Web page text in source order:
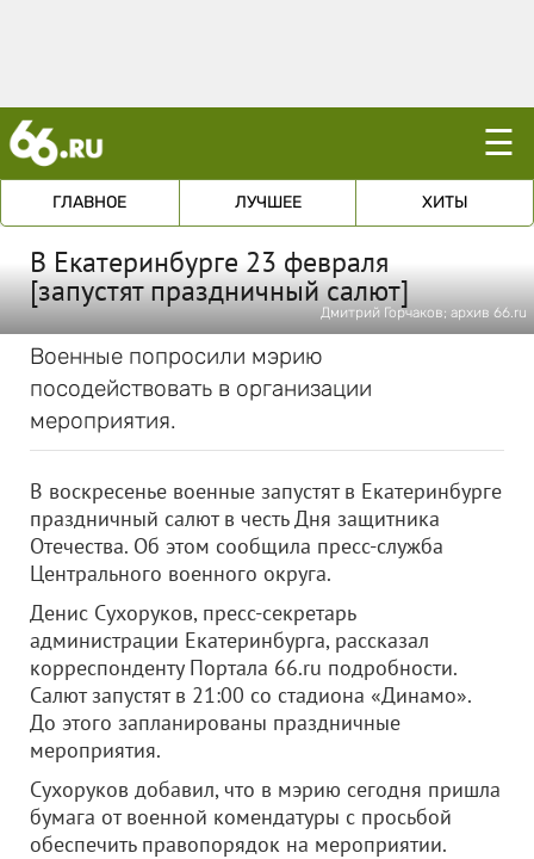
☰
ГЛАВНОЕ ЛУЧШЕЕ ХИТЫ
В Екатеринбурге 23 февраля
[запустят праздничный салют]
Дмитрий Горчаков; архив 66.ru
Военные попросили мэрию
посодействовать в организации
мероприятия.
В воскресенье военные запустят в Екатеринбурге
праздничный салют в честь Дня защитника
Отечества. Об этом сообщила пресс-служба
Центрального военного округа.
Денис Сухоруков, пресс-секретарь
администрации Екатеринбурга, рассказал
корреспонденту Портала 66.ru подробности.
Салют запустят в 21:00 со стадиона «Динамо».
До этого запланированы праздничные
мероприятия.
Сухоруков добавил, что в мэрию сегодня пришла
бумага от военной комендатуры с просьбой
обеспечить правопорядок на мероприятии.